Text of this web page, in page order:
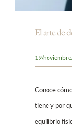
El arte de
19/
Conoce
tiene y por
equilibrio